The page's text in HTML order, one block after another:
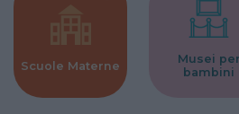
Scuole Materne
Musei per
bambini